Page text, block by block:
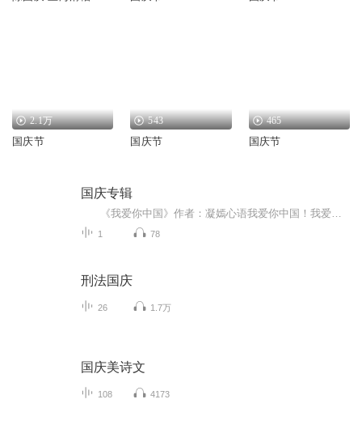
2.1万
国庆节
543
国庆节
465
国庆节
国庆专辑
1 78
刑法国庆
26 1.7万
国庆美诗文
108 4173